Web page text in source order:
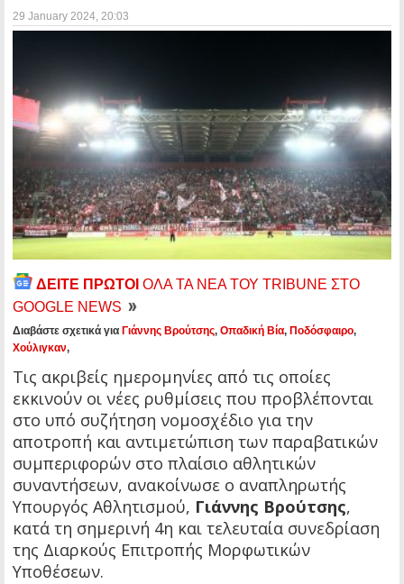
29 January 2024 , 20:03
ΔΕΙΤΕ ΠΡΩΤΟΙ ΟΛΑ ΤΑ ΝΕΑ ΤΟΥ TRIBUNE ΣΤΟ
GOOGLE NEWS
Διαβάστε σχετικά για Γιάννης Βρούτσης, Οπαδική Βία, Ποδόσφαιρο,
Χούλιγκαν,
Τις ακριβείς ημερομηνίες από τις οποίες
εκκινούν οι νέες ρυθμίσεις που προβλέπονται
στο υπό συζήτηση νομοσχέδιο για την
αποτροπή και αντιμετώπιση των παραβατικών
συμπεριφορών στο πλαίσιο αθλητικών
συναντήσεων, ανακοίνωσε ο αναπληρωτής
Υπουργός Αθλητισμού, Γιάννης Βρούτσης,
κατά τη σημερινή 4η και τελευταία συνεδρίαση
της Διαρκούς Επιτροπής Μορφωτικών
Υποθέσεων.